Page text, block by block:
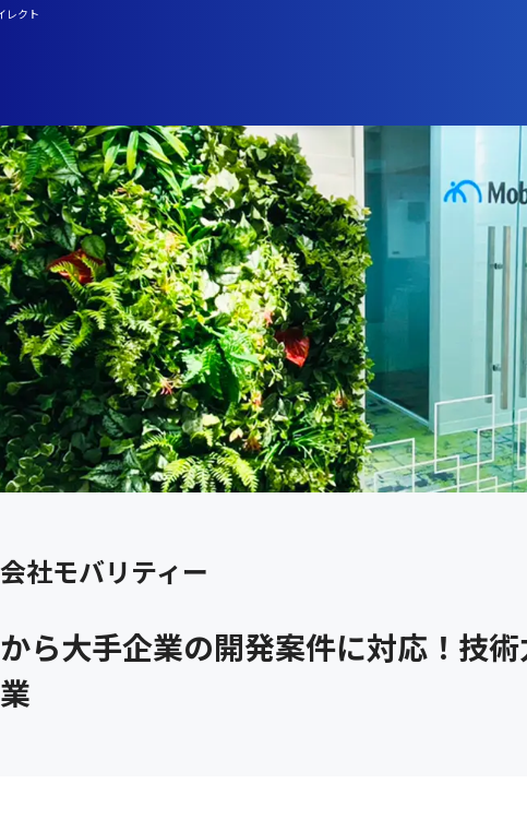
レクト
社モバリティー
ら大手企業の開発案件に対応！技